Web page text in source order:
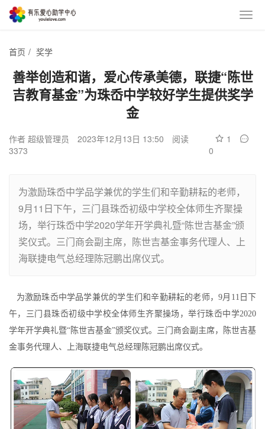
首页 / 奖学
善举创造和谐，爱心传承美德，联捷“陈世
吉教育基金”为珠岙中学较好学生提供奖学
金
作者 超级管理员 2023年12月13日 13:50
阅读
3373
1
0
为激励珠岙中学品学兼优的学生们和辛勤耕耘的老师，
9月11日下午，三门县珠岙初级中学校全体师生齐聚操
场，举行珠岙中学2020学年开学典礼暨“陈世吉基金”颁
奖仪式。三门商会副主席，陈世吉基金事务代理人、上
海联捷电气总经理陈冠鹏出席仪式。
为激励珠岙中学品学兼优的学生们和辛勤耕耘的老师，9月11日下
午，三门县珠岙初级中学校全体师生齐聚操场，举行珠岙中学2020
学年开学典礼暨“陈世吉基金”颁奖仪式。三门商会副主席，陈世吉基
金事务代理人、上海联捷电气总经理陈冠鹏出席仪式。